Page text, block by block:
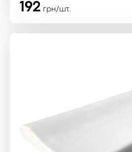
192 грн/шт.